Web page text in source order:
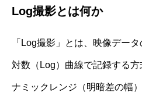
Log撮影とは何か
「Log撮影」とは、映像デー
対数（Log）曲線で記録する
ナミックレンジ（明暗差の幅